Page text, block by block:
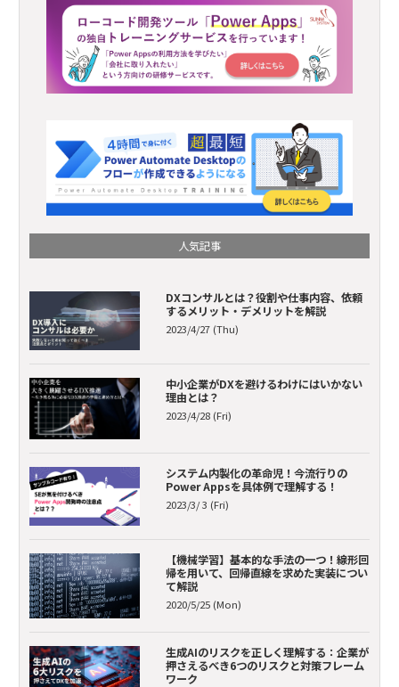
人気記事
DXコンサルとは？役割や仕事内容、依頼
するメリット・デメリットを解説
2023/4/27 (Thu)
中小企業がDXを避けるわけにはいかない
理由とは？
2023/4/28 (Fri)
システム内製化の革命児！今流行りの
Power Appsを具体例で理解する！
2023/3/ 3 (Fri)
【機械学習】基本的な手法の一つ！線形回
帰を用いて、回帰直線を求めた実装につい
て解説
2020/5/25 (Mon)
生成AIのリスクを正しく理解する：企業が
押さえるべき6つのリスクと対策フレーム
ワーク